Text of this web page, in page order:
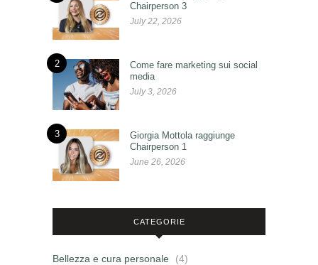
Chairperson 3
July 22, 2026
2
Come fare marketing sui social
media
July 3, 2026
3
Giorgia Mottola raggiunge
Chairperson 1
June 26, 2026
CATEGORIE
Bellezza e cura personale (4)